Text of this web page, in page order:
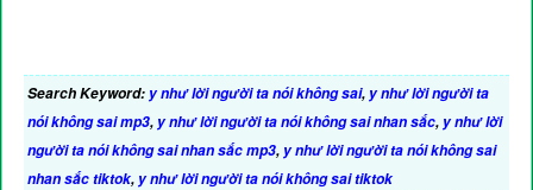
Search Keyword: y như lời người ta nói không sai, y như lời người ta
nói không sai mp3, y như lời người ta nói không sai nhan sắc, y như lời
người ta nói không sai nhan sắc mp3, y như lời người ta nói không sai
nhan sắc tiktok, y như lời người ta nói không sai tiktok